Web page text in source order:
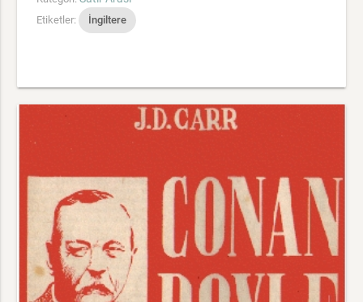
Etiketler: İngiltere